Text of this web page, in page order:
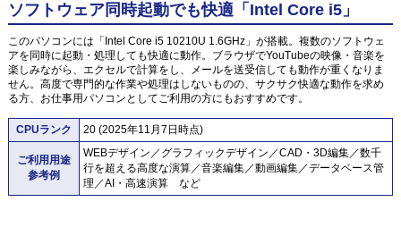
ソフトウェア同時起動でも快適「Intel Core i5」
このパソコンには「Intel Core i5 10210U 1.6GHz」が搭載。複数のソフトウェ
アを同時に起動・処理しても快適に動作。ブラウザでYouTubeの映像・音楽を
楽しみながら、エクセルで計算をし、メールを送受信しても動作が重くなりま
せん。高度で専門的な作業や処理はしないものの、サクサク快適な動作を求め
る方、お仕事用パソコンとしてご利用の方にもおすすめです。
CPUランク 20 (2025年11月7日時点)
ご利用用途
参考例
WEBデザイン／グラフィックデザイン／CAD・3D編集／数千
行を超える高度な演算／音楽編集／動画編集／データベース管
理／AI・高速演算 など